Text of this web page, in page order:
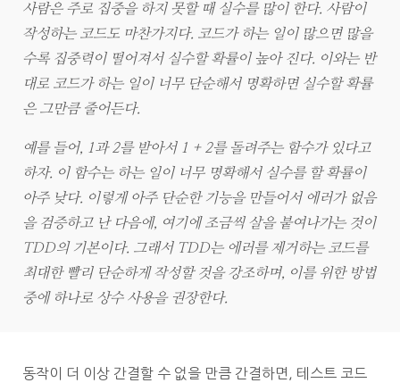
사람은 주로 집중을 하지 못할 때 실수를 많이 한다. 사람이
작성하는 코드도 마찬가지다. 코드가 하는 일이 많으면 많을
수록 집중력이 떨어져서 실수할 확률이 높아 진다. 이와는 반
대로 코드가 하는 일이 너무 단순해서 명확하면 실수할 확률
은 그만큼 줄어든다.
예를 들어, 1과 2를 받아서 1 + 2를 돌려주는 함수가 있다고
하자. 이 함수는 하는 일이 너무 명확해서 실수를 할 확률이
아주 낮다. 이렇게 아주 단순한 기능을 만들어서 에러가 없음
을 검증하고 난 다음에, 여기에 조금씩 살을 붙여나가는 것이
TDD의 기본이다. 그래서 TDD는 에러를 제거하는 코드를
최대한 빨리 단순하게 작성할 것을 강조하며, 이를 위한 방법
중에 하나로 상수 사용을 권장한다.
동작이 더 이상 간결할 수 없을 만큼 간결하면, 테스트 코드